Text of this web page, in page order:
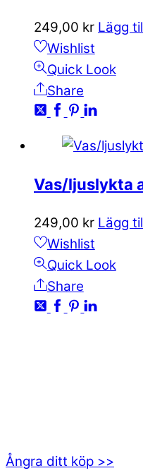
249,00 kr Lägg
Wishlist
Quick Look
Share
Vas/ljuslykta
249,00 kr Lägg
Wishlist
Quick Look
Share
Ångra ditt köp >>